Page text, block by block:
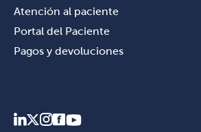
Atención al paciente
Portal del Paciente
Pagos y devoluciones